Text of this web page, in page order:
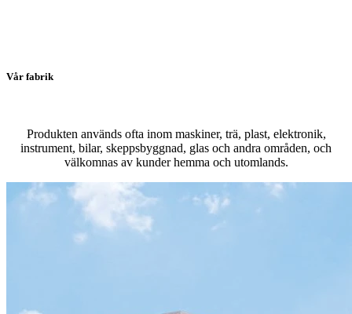
Vår fabrik
Produkten används ofta inom maskiner, trä, plast, elektronik,
instrument, bilar, skeppsbyggnad, glas och andra områden, och
välkomnas av kunder hemma och utomlands.